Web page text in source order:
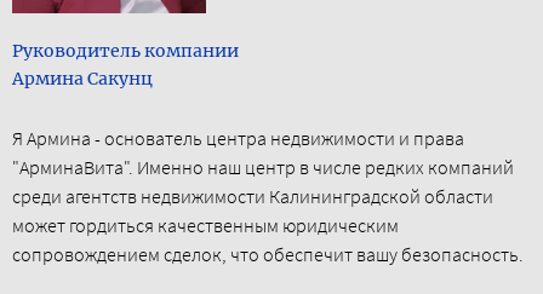
Руководитель компании
Армина Сакунц
Я Армина - основатель центра недвижимости и права
"АрминаВита". Именно наш центр в числе редких компаний
среди агентств недвижимости Калининградской области
может гордиться качественным юридическим
сопровождением сделок, что обеспечит вашу безопасность.